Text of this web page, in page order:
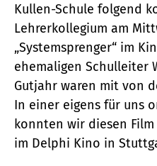
Kullen-Schule folgend
Lehrerkollegium am
„Systemsprenger“ im
ehemaligen Schulleiter
Gutjahr waren mit von
In einer eigens für uns
konnten wir diesen
im Delphi Kino in